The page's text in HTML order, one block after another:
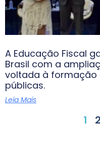
A Educação Fiscal
Brasil com a
voltada à formação
públicas.
Leia Mais
1 2